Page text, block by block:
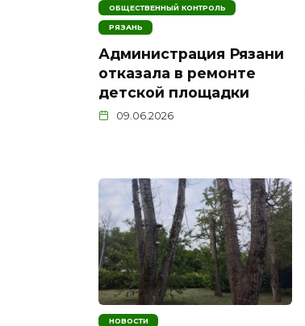
ОБЩЕСТВЕННЫЙ КОНТРОЛЬ
РЯЗАНЬ
Администрация Рязани
отказала в ремонте
детской площадки
09.06.2026
НОВОСТИ